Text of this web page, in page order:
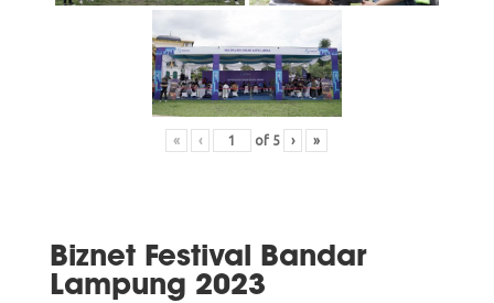
« ‹ of 5 › »
Biznet Festival Bandar
Lampung 2023